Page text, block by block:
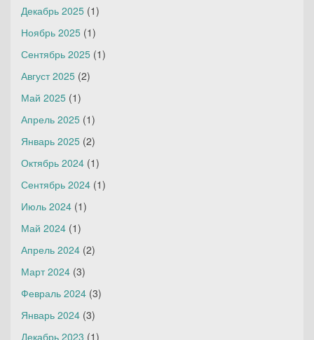
Декабрь 2025 (1)
Ноябрь 2025 (1)
Сентябрь 2025 (1)
Август 2025 (2)
Май 2025 (1)
Апрель 2025 (1)
Январь 2025 (2)
Октябрь 2024 (1)
Сентябрь 2024 (1)
Июль 2024 (1)
Май 2024 (1)
Апрель 2024 (2)
Март 2024 (3)
Февраль 2024 (3)
Январь 2024 (3)
Декабрь 2023 (1)